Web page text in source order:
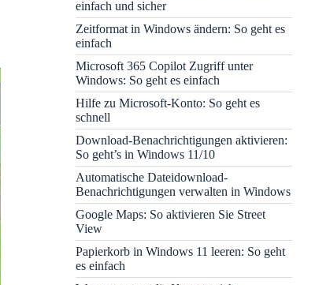
einfach und sicher
Zeitformat in Windows ändern: So geht es
einfach
Microsoft 365 Copilot Zugriff unter
Windows: So geht es einfach
Hilfe zu Microsoft-Konto: So geht es
schnell
Download-Benachrichtigungen aktivieren:
So geht’s in Windows 11/10
Automatische Dateidownload-
Benachrichtigungen verwalten in Windows
Google Maps: So aktivieren Sie Street
View
Papierkorb in Windows 11 leeren: So geht
es einfach